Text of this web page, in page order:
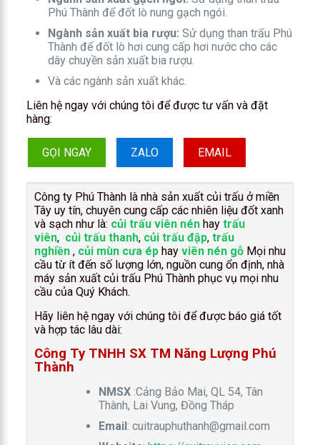
Phú Thành để đốt lò nung gạch ngói.
Ngành sản xuất bia rượu: Sử dụng than trấu Phú
Thành để đốt lò hơi cung cấp hơi nước cho các
dây chuyền sản xuất bia rượu.
Và các ngành sản xuất khác.
Liên hệ ngay với chúng tôi để được tư vấn và đặt
hàng:
GỌI NGAY ZALO EMAIL
Công ty Phú Thành là nhà sản xuất củi trấu ở miền
Tây uy tín, chuyên cung cấp các nhiên liệu đốt xanh
và sạch như là: củi trấu viên nénhay trấu
viên, củi trấu thanh, củi trấu đập, trấu
nghiền, củi mùn cưa éphay viên nén gỗMọi nhu
cầu từ ít đến số lượng lớn, nguồn cung ổn định, nhà
máy sản xuất củi trấu Phú Thành phục vụ mọi nhu
cầu của Quý Khách.
Hãy liên hệ ngay với chúng tôi để được báo giá tốt
và hợp tác lâu dài:
Công Ty TNHH SX TM Năng Lượng Phú
Thành
NMSX:Cảng Bảo Mai, QL 54, Tân
Thành, Lai Vung, Đồng Tháp
Email : cuitrauphuthanh@gmail.com